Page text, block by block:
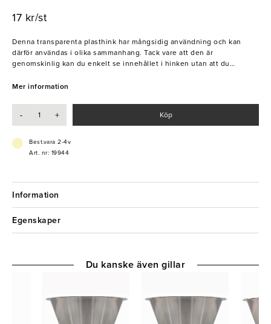
17 kr/st
Denna transparenta plasthink har mångsidig användning och kan
därför användas i olika sammanhang. Tack vare att den är
genomskinlig kan du enkelt se innehållet i hinken utan att du
hemmagjord sylt, kräftor med mera. Burkens försegling möjliggör för
- Smart design
Mer information
- + Köp
Best.vara 2-4v
Art. nr: 19944
Information
Egenskaper
Du kanske även gillar